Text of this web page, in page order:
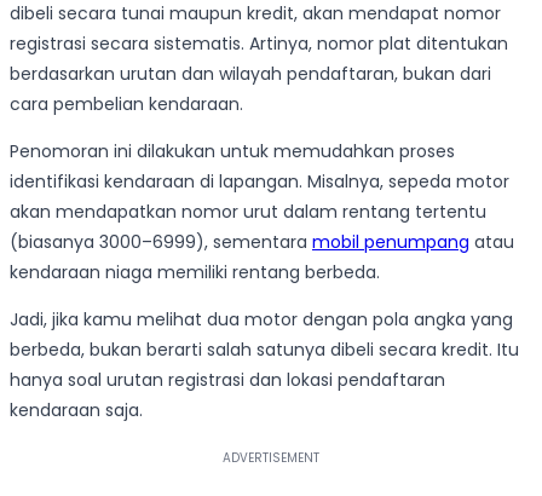
dibeli secara tunai maupun kredit, akan mendapat nomor
registrasi secara sistematis. Artinya, nomor plat ditentukan
berdasarkan urutan dan wilayah pendaftaran, bukan dari
cara pembelian kendaraan.
Penomoran ini dilakukan untuk memudahkan proses
identifikasi kendaraan di lapangan. Misalnya, sepeda motor
akan mendapatkan nomor urut dalam rentang tertentu
(biasanya 3000–6999), sementara mobil penumpang atau
kendaraan niaga memiliki rentang berbeda.
Jadi, jika kamu melihat dua motor dengan pola angka yang
berbeda, bukan berarti salah satunya dibeli secara kredit. Itu
hanya soal urutan registrasi dan lokasi pendaftaran
kendaraan saja.